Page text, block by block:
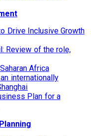
Drive Inclusive Growth
Review of the role,
Africa
internationally
Plan for a